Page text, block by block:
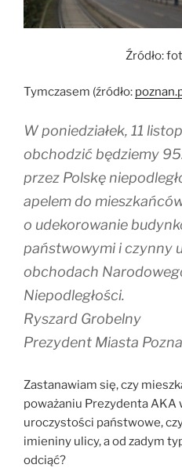
Źródło:
Tymczasem (źródło:
W poniedziałek, 11
obchodzić będziemy
przez Polskę
apelem do
o udekorowanie
państwowymi i czynny
obchodach
Niepodległości.
Ryszard Grobelny
Prezydent Miasta
Zastanawiam się, czy
poważaniu Prezydenta AKA
uroczystości państwowe,
imieniny ulicy, a od zadym
odciąć?